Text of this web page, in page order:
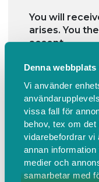
Denna
Vi använder
vissa fall för
behov, tex om
vidarebefordrar vi
annan
medier och
samarbetar med
You will
arises. You
accept.
Fully booked
Information Find